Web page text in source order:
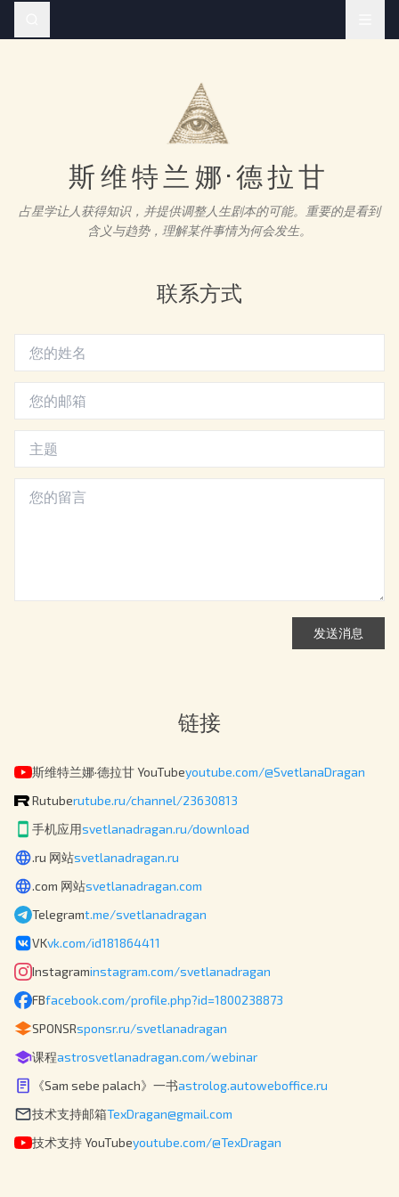
斯维特兰娜·德拉甘
占星学让人获得知识，并提供调整人生剧本的可能。重要的是看到
含义与趋势，理解某件事情为何会发生。
联系方式
发送消息
链接
斯维特兰娜·德拉甘 YouTubeyoutube.com/@SvetlanaDragan
Rutuberutube.ru/channel/23630813
手机应用svetlanadragan.ru/download
.ru 网站svetlanadragan.ru
.com 网站svetlanadragan.com
Telegramt.me/svetlanadragan
VKvk.com/id181864411
Instagraminstagram.com/svetlanadragan
FBfacebook.com/profile.php?id=1800238873
SPONSRsponsr.ru/svetlanadragan
课程astrosvetlanadragan.com/webinar
《Sam sebe palach》一书astrolog.autoweboffice.ru
技术支持邮箱TexDragan@gmail.com
技术支持 YouTubeyoutube.com/@TexDragan